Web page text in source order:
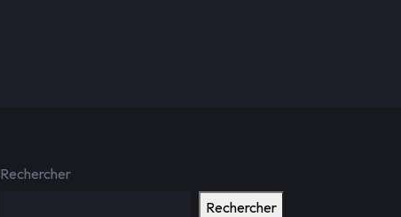
Rechercher
Rechercher